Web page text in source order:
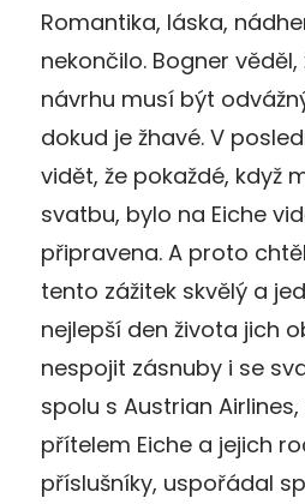
Romantika, láska,
nekončilo. Bogner
návrhu musí být
dokud je žhavé. V
vidět, že pokaždé, když
svatbu, bylo na Eiche
připravena. A proto
tento zážitek skvělý a
nejlepší den života jich
nespojit zásnuby i se
spolu s Austrian
přítelem Eiche a jejich
příslušníky, uspořádal